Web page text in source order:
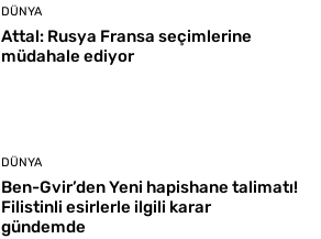
DÜNYA
Attal: Rusya Fransa seçimlerine
müdahale ediyor
DÜNYA
Ben-Gvir’den Yeni hapishane talimatı!
Filistinli esirlerle ilgili karar
gündemde